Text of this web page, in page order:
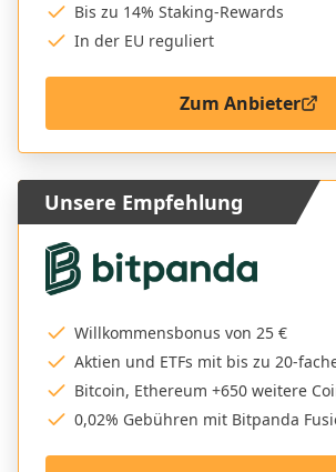
Bis zu 14% Staking-Rewards
In der EU reguliert
Zum Anbieter
Unsere Empfehlung
Willkommensbonus von 25 €
Aktien und ETFs mit bis zu 20-
Bitcoin, Ethereum +650 weitere
0,02% Gebühren mit Bitpanda